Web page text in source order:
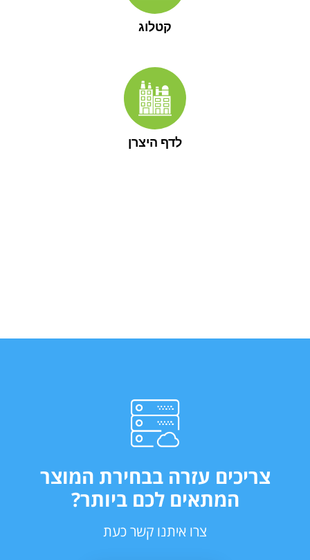
קטלוג
לדף היצרן
צריכים עזרה בבחירת המוצר
המתאים לכם ביותר?
צרו איתנו קשר כעת